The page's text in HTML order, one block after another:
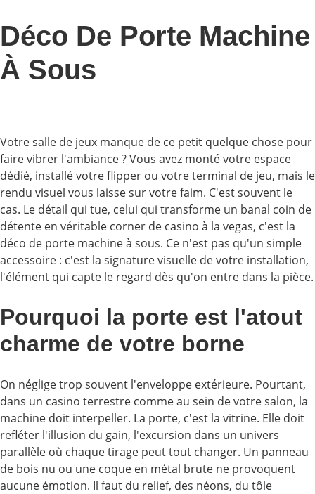
Déco De Porte Machine
À Sous
Votre salle de jeux manque de ce petit quelque chose pour
faire vibrer l'ambiance ? Vous avez monté votre espace
dédié, installé votre flipper ou votre terminal de jeu, mais le
rendu visuel vous laisse sur votre faim. C'est souvent le
cas. Le détail qui tue, celui qui transforme un banal coin de
détente en véritable corner de casino à la vegas, c'est la
déco de porte machine à sous. Ce n'est pas qu'un simple
accessoire : c'est la signature visuelle de votre installation,
l'élément qui capte le regard dès qu'on entre dans la pièce.
Pourquoi la porte est l'atout
charme de votre borne
On néglige trop souvent l'enveloppe extérieure. Pourtant,
dans un casino terrestre comme au sein de votre salon, la
machine doit interpeller. La porte, c'est la vitrine. Elle doit
refléter l'illusion du gain, l'excursion dans un univers
parallèle où chaque tirage peut tout changer. Un panneau
de bois nu ou une coque en métal brute ne provoquent
aucune émotion. Il faut du relief, des néons, du tôle